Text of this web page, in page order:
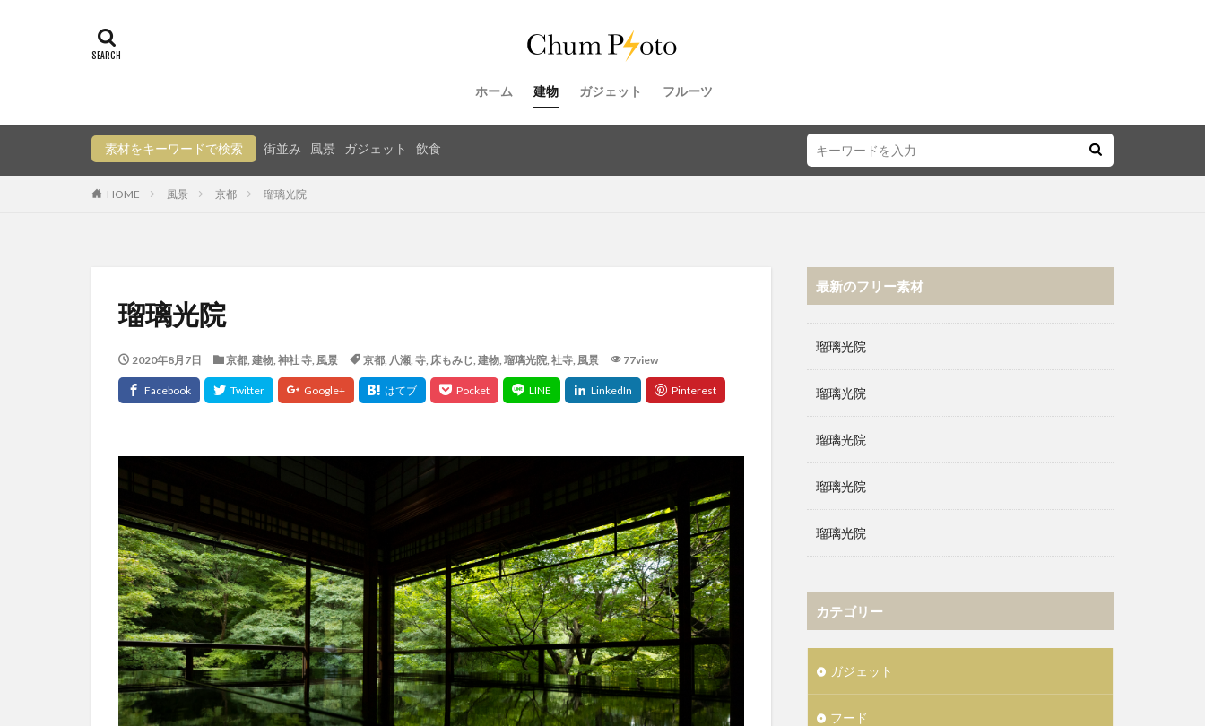
ホーム 建物 ガジェット フルーツ
素材をキーワードで検索 街並み 風景 ガジェット 飲食
HOME 風景 京都 瑠璃光院
瑠璃光院
2020年8月7日 京都, 建物, 神社 寺, 風景 京都, 八瀬, 寺, 床もみじ, 建物, 瑠璃光院, 社寺, 風景 77view
最新のフリー素材
瑠璃光院
瑠璃光院
瑠璃光院
瑠璃光院
瑠璃光院
カテゴリー
ガジェット
フード